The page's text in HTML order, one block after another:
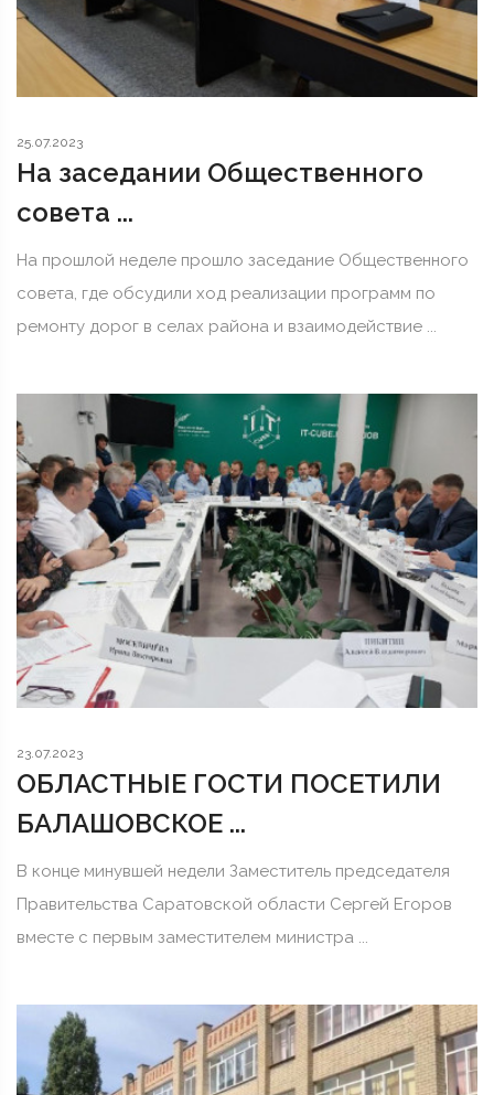
25.07.2023
На заседании Общественного
совета ...
На прошлой неделе прошло заседание Общественного
совета, где обсудили ход реализации программ по
ремонту дорог в селах района и взаимодействие ...
23.07.2023
ОБЛАСТНЫЕ ГОСТИ ПОСЕТИЛИ
БАЛАШОВСКОЕ ...
В конце минувшей недели Заместитель председателя
Правительства Саратовской области Сергей Егоров
вместе с первым заместителем министра ...